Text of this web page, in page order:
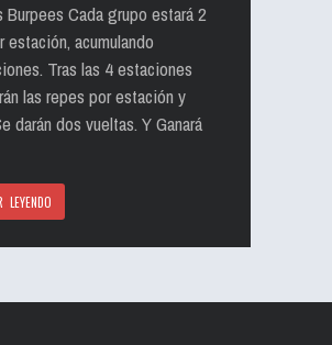
Burpees Cada grupo estará 2
estación, acumulando
Tras las 4 estaciones
las repes por estación y
darán dos vueltas. Y Ganará
LEYENDO